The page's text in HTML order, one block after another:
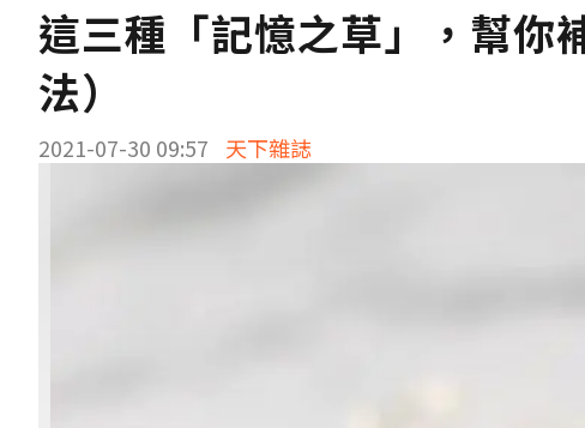
這三種「記憶之草」，幫你
法）
2021-07-30 09:57 天下雜誌